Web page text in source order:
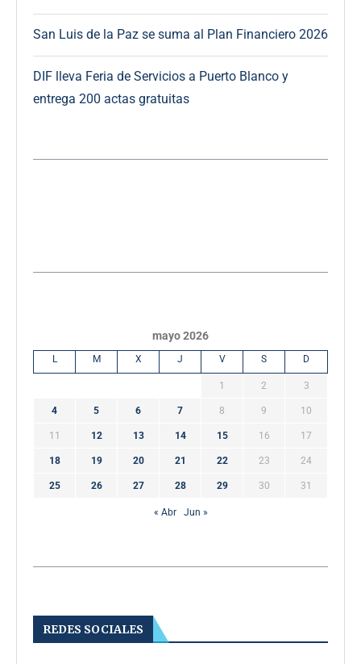
San Luis de la Paz se suma al Plan Financiero 2026
DIF lleva Feria de Servicios a Puerto Blanco y
entrega 200 actas gratuitas
mayo 2026
L M X J V S D
1 2 3
4 5 6 7 8 9 10
11 12 13 14 15 16 17
18 19 20 21 22 23 24
25 26 27 28 29 30 31
« Abr Jun »
REDES SOCIALES